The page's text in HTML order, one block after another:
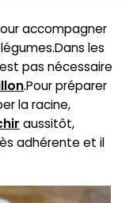
accompagner
les
pas nécessaire
.Pour préparer
la racine,
aussitôt,
adhérente et il